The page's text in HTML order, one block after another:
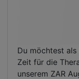
Du möchtest
Zeit für die
unserem ZAR